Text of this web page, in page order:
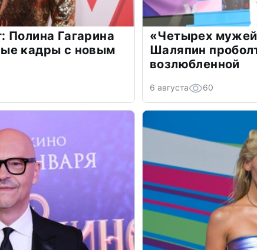
Полина Гагарина
кадры с новым
«Четырех
Шаляпин
возлюбленной
6 августа 60